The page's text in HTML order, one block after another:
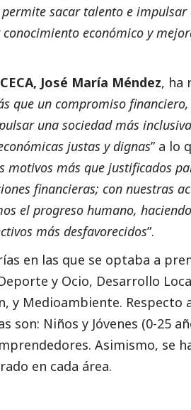
sacar talento e impulsar
económico y
José María Méndez, ha
que un compromiso
una sociedad más
justas y dignas” a lo
motivos más que justificados
financieras; con nuestras
el progreso humano,
más desfavorecidos”.
en las que se optaba a
y Ocio, Desarrollo
y Medioambiente. Respecto
son: Niños y Jóvenes (0-25
Asimismo, se
en cada área.